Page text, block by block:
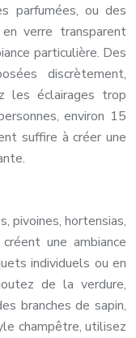
parfumées, ou des
verre transparent
particulière. Des
discrètement,
les éclairages trop
environ 15
suffire à créer une
pivoines, hortensias,
une ambiance
individuels ou en
de la verdure,
branches de sapin,
champêtre, utilisez